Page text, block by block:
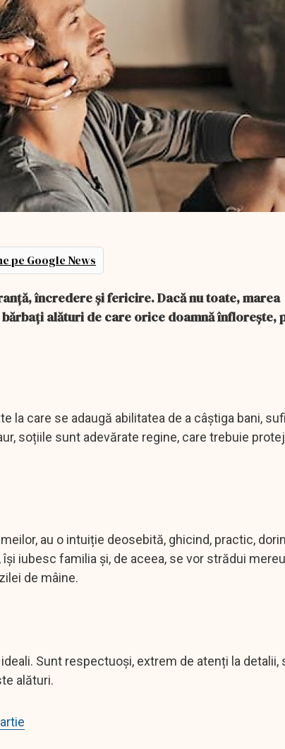
pe Google News
încredere și fericire. Dacă nu toate, marea
alături de care orice doamnă înflorește,
la care se adaugă abilitatea de a câștiga bani,
soțiile sunt adevărate regine, care trebuie
au o intuiție deosebită, ghicind, practic,
iubesc familia și, de aceea, se vor strădui
de mâine.
Sunt respectuoși, extrem de atenți la detalii,
alături.